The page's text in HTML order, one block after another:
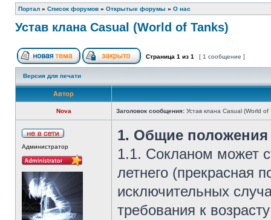
Портал » Список форумов » Открытые форумы » О нас
Устав клана Casual (World of Tanks)
Страница 1 из 1 [ 1 сообщение ]
Версия для печати
Автор
Nova Заголовок сообщения: Устав клана Casual (World of
Администратор
1. Общие положения
1.1. Сокланом может
летнего (прекрасная
исключительных
требования к